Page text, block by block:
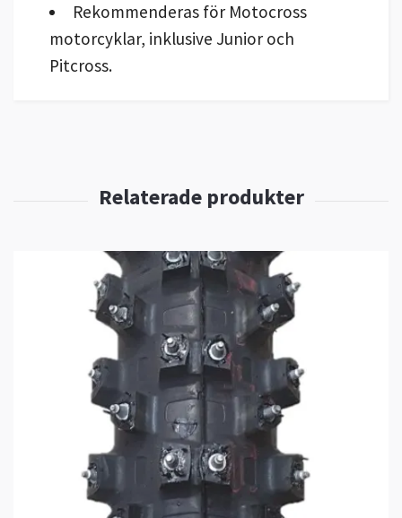
Rekommenderas för Motocross
motorcyklar, inklusive Junior och
Pitcross.